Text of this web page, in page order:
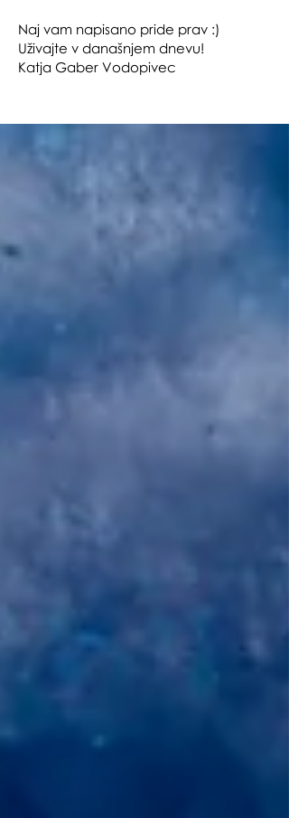
Naj vam napisano pride prav :)
Uživajte v današnjem dnevu!
Katja Gaber Vodopivec